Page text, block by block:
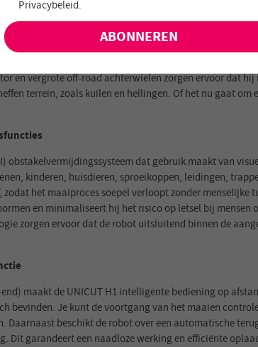
levert de UNICUT H1 uitstekende prestaties bij elke
kan automatisch worden aangepast van 25 mm tot 65
en vergrote off-road achterwielen zorgen ervoor dat
terrein, zoals kuilen en hellingen. Of het nu gaat
obstakelvermijdingssysteem dat gebruik maakt van
kinderen, huisdieren, sproeikoppen, leidingen,
het maaiproces soepel verloopt zonder menselijke
en minimaliseert hij het risico op letsel bij mensen
zorgen ervoor dat de robot uitsluitend binnen de
maakt de UNICUT H1 intelligente bediening op
bevinden. Je kunt de voortgang van het maaien
Daarnaast beschikt de robot over een automatische
Dit garandeert een naadloze werking en efficiënte
aanbiedingen en nieuwe producten!
Privacybeleid.